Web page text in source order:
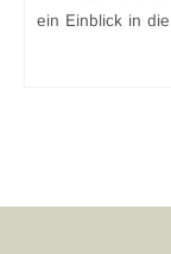
ein Einblick in